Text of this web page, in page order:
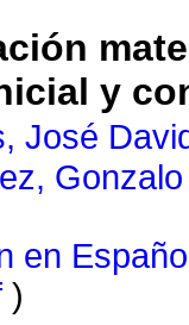
y
José
Gonzalo
en
)